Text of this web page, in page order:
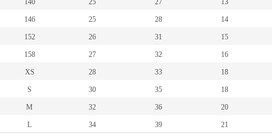
140 25 27 13
146 25 28 14
152 26 31 15
158 27 32 16
XS 28 33 18
S 30 35 18
M 32 36 20
L 34 39 21